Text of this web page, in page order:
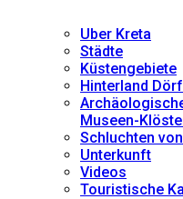
Uber Kreta
Städte
Küstengebiete
Hinterland
Museen-
Schluchten
Unterkunft
Videos
Touristische